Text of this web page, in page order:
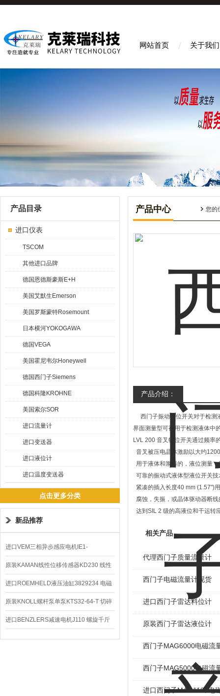
网站首页 关于我们
产品目录
进口仪表
TSCOM
其他进口品牌
德国恩德斯豪斯E+H
美国艾默生Emerson
美国罗斯蒙特Rosemount
日本横河YOKOGAWA
德国VEGA
美国霍尼韦尔Honeywell
德国西门子Siemens
德国科隆KROHNE
美国索尔SOR
进口流量计
进口变送器
进口液位计
进口温度变送器
点击更多分类
新品推荐
进口VEM三相异步感应电机IE1-
K21R80G4马达
原装KAMAN线性位移传感器KD230 线性
编码器
进口ROEMHELD液压油缸3829234 电磁
阀定位器
原装KNOLL螺杆泵单泵KTS32-64-T 切碎
排屑机
进口BENZLERS减速电机J110 螺旋千斤
顶BD-58
产品中心 您的
产品介绍：
西门子振动物位开关对于检测
界面测量型可被用于检测液体中
LVL 200 音叉物位开关通过频率
音叉被压电晶体激励以大约
用于液体和浆料的，液位测量
可靠的振动式液体型液位开关
紧凑的插入长度40 mm (1.57")
腐蚀，失振，或晶体驱动器断
达到SIL 2 级的高液位和干运转
相关产品
代理西门子质量流量计
西门子电磁流量计现货
进口西门子雷达料位计
原装西门子雷达液位计
西门子MAG6000电磁流
西门子MAG5000电磁流
进口西门子MAG1100电